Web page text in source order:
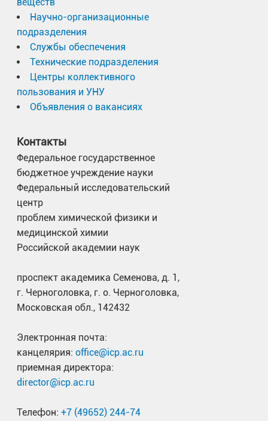
веществ
Научно-организационные
подразделения
Службы обеспечения
Технические подразделения
Центры коллективного
пользования и УНУ
Объявления о вакансиях
Контакты
Федеральное государственное
бюджетное учреждение науки
Федеральный исследовательский
центр
проблем химической физики и
медицинской химии
Российской академии наук
проспект академика Семенова, д. 1,
г. Черноголовка, г. о. Черноголовка,
Московская обл., 142432
Электронная почта:
канцелярия: office@icp.ac.ru
приемная директора:
director@icp.ac.ru
Телефон: +7 (49652) 244-74